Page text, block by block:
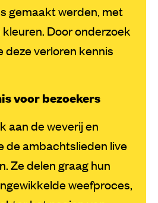
gemaakt werden, met
Door onderzoek
deze verloren kennis
voor bezoekers
aan de weverij en
de ambachtslieden live
Ze delen graag hun
weefproces,